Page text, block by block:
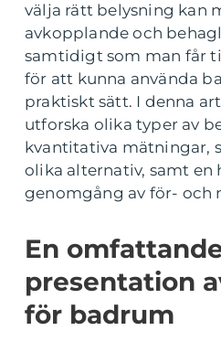
välja rätt belysning kan
avkopplande och
samtidigt som man får
för att kunna använda
praktiskt sätt. I denna
utforska olika typer av
kvantitativa mätningar,
olika alternativ, samt en
genomgång av för- och
En
presentation
för badrum